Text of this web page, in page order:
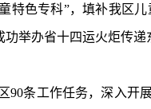
特色专科”，填补我区
功举办省十四运火炬传递
90条工作任务，深入开